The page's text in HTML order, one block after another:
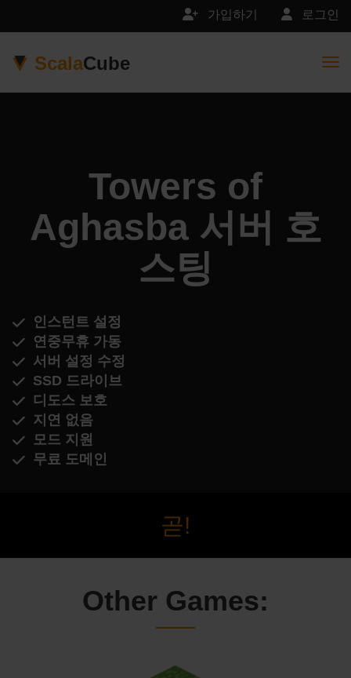
로그인
가입하기
ScalaCube
Towers of
Aghasba 서버 호
스팅
인스턴트 설정
연중무휴 가동
서버 설정 수정
SSD 드라이브
디도스 보호
지연 없음
모드 지원
무료 도메인
곧!
Other Games: